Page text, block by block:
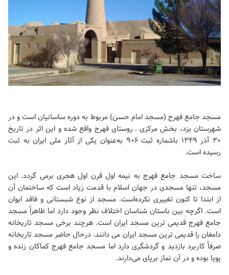
مسجد جامع فهرج (مسجد امام حسن) مربوط به دوره ساسانیان است و در
شهرستان یزد، بخش مرکزی ـ روستای فهرج واقع شده و این اثر در تاریخ
۳۰ آذر ۱۳۴۹ باشماره ثبت ۹۰۶ به‌عنوان یکی از آثار ملی ایران به ثبت
رسیده‌ است.
ساخت مسجد جامع فهرج به نیمه اول قرن اول هجری برمی گردد. این
مسجد، تنها مسجدی در جهان اسلام با قدمت زیاد است که ساختمان آن
از ابتدا تا کنون تغییری نکرده‌است. مسجد از نوع شبستانی و فاقد ایوان
است. اگرچه بین باستان شناسان اختلاف نظر وجود دارد اما ظاهراً مسجد
جامع فهرج قدیمی ترین مسجد ایران است. هرچند برخی مسجد تاریخانه
دامغان را قدیمی ترین مسجد ایران می دانند. درحال حاضر مسجد تاریخانه
صرفاً کاربرد بازدید و گردشگری دارد اما مسجد جامع فهرج کماکان زنده و
پویا بوده و در آن نماز برپای می‌دارند.